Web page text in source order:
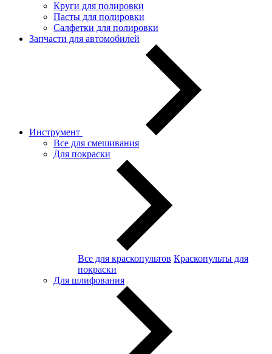
Круги для полировки
Пасты для полировки
Салфетки для полировки
Запчасти для автомобилей
Инструмент
Все для смешивания
Для покраски
Все для краскопультов Краскопульты для
покраски
Для шлифования